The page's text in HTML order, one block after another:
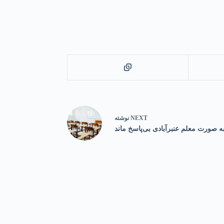
NEXT نوشته
صورت معلم عنبرآبادی بی‌پاسخ ماند